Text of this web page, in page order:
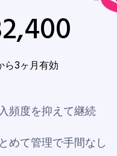
ら3ヶ月有効
頻度を抑えて継続
めて管理で手間なし